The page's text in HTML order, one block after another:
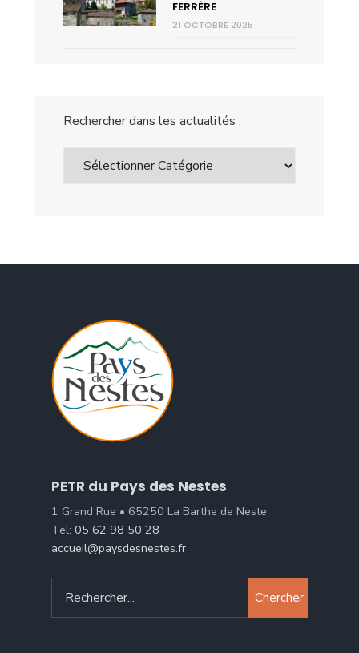
FERRÈRE
21 OCTOBRE 2025
Rechercher dans les actualités :
PETR du Pays des Nestes
1 Grand Rue • 65250 La Barthe de Neste
Tel: 05 62 98 50 28
accueil@paysdesnestes.fr
Chercher